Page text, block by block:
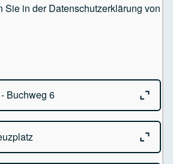
Sie in der Datenschutzerklärung von
all sections
Buchweg 6 Close
Close